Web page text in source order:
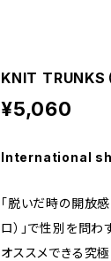
KNIT TRUNKS
¥5,060
International
「脱いだ時の開放
ロ）」で性別を問
オススメできる究極